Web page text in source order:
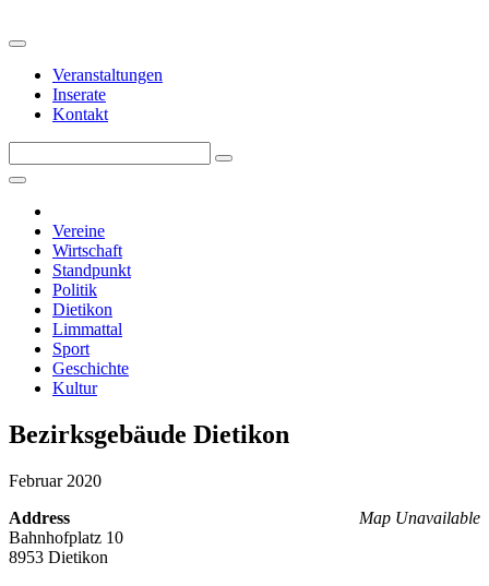
Veranstaltungen
Inserate
Kontakt
Vereine
Wirtschaft
Standpunkt
Politik
Dietikon
Limmattal
Sport
Geschichte
Kultur
Bezirksgebäude Dietikon
Februar 2020
Map Unavailable
Address
Bahnhofplatz 10
8953 Dietikon